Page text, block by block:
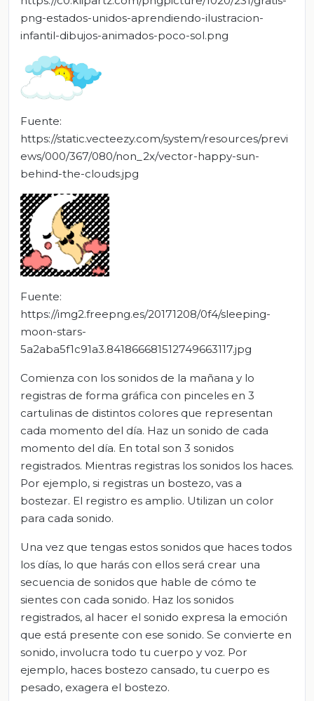
png-estados-unidos-aprendiendo-ilustracion-
infantil-dibujos-animados-poco-sol.png
Fuente:
https://static.vecteezy.com/system/resources/previ
ews/000/367/080/non_2x/vector-happy-sun-
behind-the-clouds.jpg
Fuente:
https://img2.freepng.es/20171208/0f4/sleeping-
moon-stars-
5a2aba5f1c91a3.841866681512749663117.jpg
Comienza con los sonidos de la mañana y lo
registras de forma gráfica con pinceles en 3
cartulinas de distintos colores que representan
cada momento del día. Haz un sonido de cada
momento del día. En total son 3 sonidos
registrados. Mientras registras los sonidos los haces.
Por ejemplo, si registras un bostezo, vas a
bostezar. El registro es amplio. Utilizan un color
para cada sonido.
Una vez que tengas estos sonidos que haces todos
los días, lo que harás con ellos será crear una
secuencia de sonidos que hable de cómo te
sientes con cada sonido. Haz los sonidos
registrados, al hacer el sonido expresa la emoción
que está presente con ese sonido. Se convierte en
sonido, involucra todo tu cuerpo y voz. Por
ejemplo, haces bostezo cansado, tu cuerpo es
pesado, exagera el bostezo.